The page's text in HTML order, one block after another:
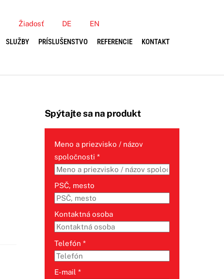
Žiadosť DE EN
SLUŽBY PRÍSLUŠENSTVO REFERENCIE KONTAKT
Spýtajte sa na produkt
Meno a priezvisko / názov
spoločnosti *
PSČ, mesto
Kontaktná osoba
Telefón *
E-mail *